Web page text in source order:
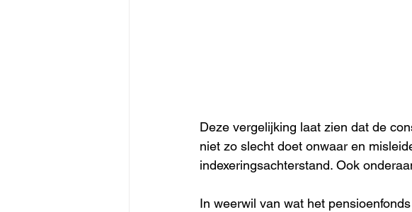
Deze vergelijking laat zien dat de
niet zo slecht doet onwaar en
indexeringsachterstand. Ook
In weerwil van wat het